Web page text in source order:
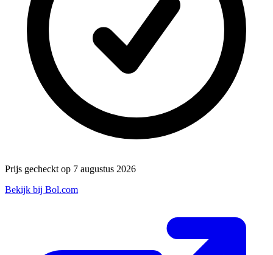
Prijs gecheckt op 7 augustus 2026
Bekijk bij Bol.com